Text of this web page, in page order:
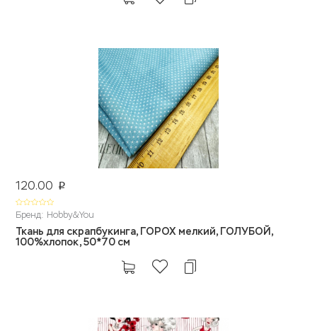
120.00 p
Бренд: Hobby&You
Ткань для скрапбукинга, ГОРОХ мелкий, ГОЛУБОЙ,
100%хлопок, 50*70 см